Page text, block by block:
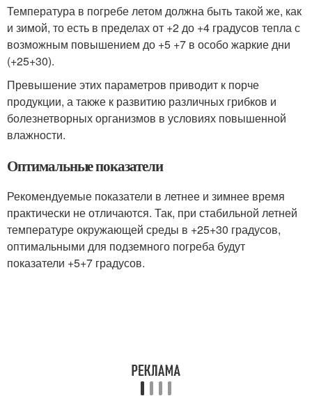
Температура в погребе летом должна быть такой же, как
и зимой, то есть в пределах от +2 до +4 градусов тепла с
возможным повышением до +5 +7 в особо жаркие дни
(+25+30).
Превышение этих параметров приводит к порче
продукции, а также к развитию различных грибков и
болезнетворных организмов в условиях повышенной
влажности.
Оптимальные показатели
Рекомендуемые показатели в летнее и зимнее время
практически не отличаются. Так, при стабильной летней
температуре окружающей среды в +25+30 градусов,
оптимальными для подземного погреба будут
показатели +5+7 градусов.